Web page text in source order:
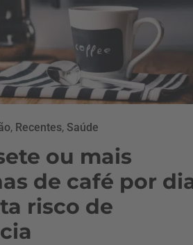
, Recentes, Saúde
ou mais
de café por
risco de